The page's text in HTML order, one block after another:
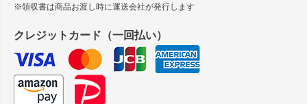
※領収書は商品お渡し時に運送会社が発行します
クレジットカード（一回払い）